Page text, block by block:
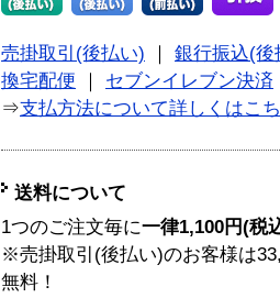
売掛取引(後払い)
銀行振込(後
換宅配便
セブンイレブン決済
⇒支払方法について詳しくはこ
送料について
1つのご注文毎に一律1,100円(税
※売掛取引(後払い)のお客様は
無料！